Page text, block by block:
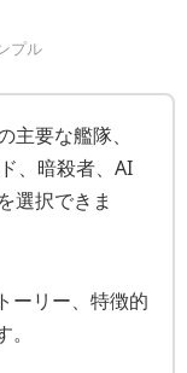
プル
要な艦隊、
、暗殺者、AI
選択できま
ーリー、特徴的